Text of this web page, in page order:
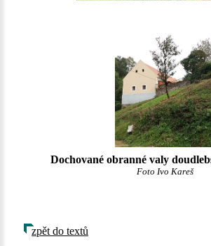
Dochované obranné valy
Foto Ivo Kareš
zpět do textů